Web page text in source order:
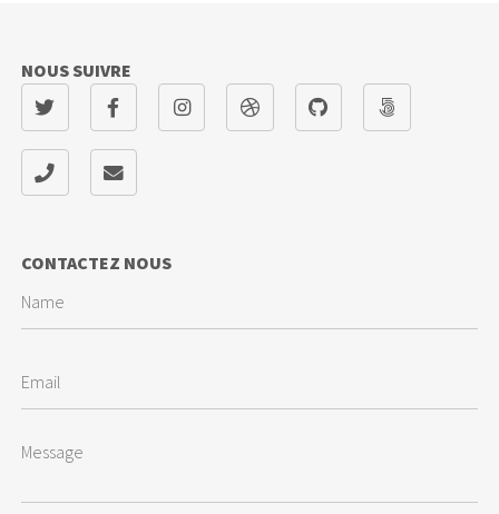
CONTACTEZ NOUS
NOUS SUIVRE